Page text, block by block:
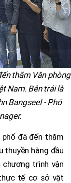
thăm Văn phòng
Nam. Bên trái là
Bangseel - Phó
đã đến thăm
thuyền hàng đầu
trình vận
tế cơ sở vật